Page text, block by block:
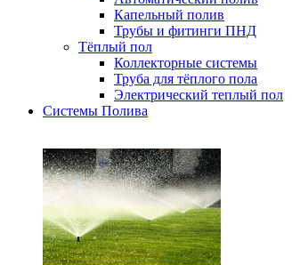
Капельный полив
Трубы и фитинги ПНД
Тёплый пол
Коллекторные системы
Труба для тёплого пола
Электрический теплый пол
Системы Полива